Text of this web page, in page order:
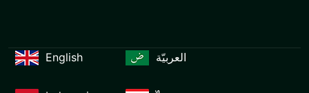
English العربيّة